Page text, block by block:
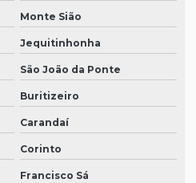
Monte Sião
Jequitinhonha
São João da Ponte
Buritizeiro
Carandaí
Corinto
Francisco Sá